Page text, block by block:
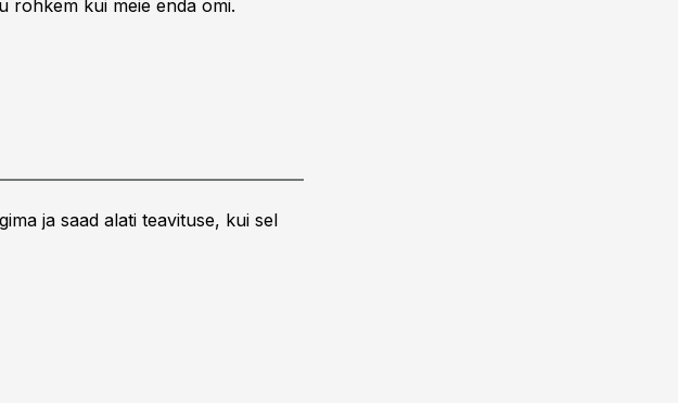
rohkem kui meie enda omi.
ja saad alati teavituse, kui sel